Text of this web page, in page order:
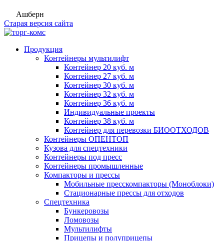
Ашберн
Старая версия сайта
Продукция
Контейнеры мультилифт
Контейнер 20 куб. м
Контейнер 27 куб. м
Контейнер 30 куб. м
Контейнер 32 куб. м
Контейнер 36 куб. м
Индивидуальные проекты
Контейнер 38 куб. м
Контейнер для перевозки БИООТХОДОВ
Контейнеры ОПЕНТОП
Кузова для спецтехники
Контейнеры под пресс
Контейнеры промышленные
Компакторы и прессы
Мобильные пресскомпакторы (Моноблоки)
Стационарные прессы для отходов
Спецтехника
Бункеровозы
Ломовозы
Мультилифты
Прицепы и полуприцепы